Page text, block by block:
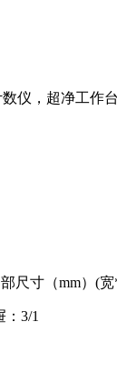
仪，超净工作
尺寸（mm）(
3/1